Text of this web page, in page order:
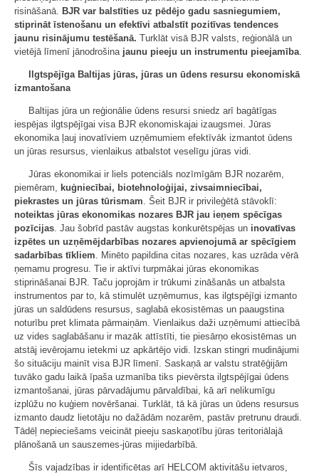
risināšanā. BJR var balstīties uz pēdējo gadu sasniegumiem,
stiprināt īstenošanu un efektīvi atbalstīt pozitīvas tendences
jaunu risinājumu testēšanā. Turklāt visā BJR valsts, reģionālā un
vietējā līmenī jānodrošina jaunu pieeju un instrumentu pieejamība.
Ilgtspējīga Baltijas jūras, jūras un ūdens resursu ekonomiskā
izmantošana
Baltijas jūra un reģionālie ūdens resursi sniedz arī bagātīgas
iespējas ilgtspējīgai visa BJR ekonomiskajai izaugsmei. Jūras
ekonomika ļauj inovatīviem uzņēmumiem efektīvāk izmantot ūdens
un jūras resursus, vienlaikus atbalstot veselīgu jūras vidi.
Jūras ekonomikai ir liels potenciāls nozīmīgām BJR nozarēm,
piemēram, kuģniecībai, biotehnoloģijai, zivsaimniecībai,
piekrastes un jūras tūrismam. Šeit BJR ir privileģētā stāvoklī:
noteiktas jūras ekonomikas nozares BJR jau ieņem spēcīgas
pozīcijas. Jau šobrīd pastāv augstas konkurētspējas un inovatīvas
izpētes un uzņēmējdarbības nozares apvienojumā ar spēcīgiem
sadarbības tīkliem. Minēto papildina citas nozares, kas uzrāda vērā
ņemamu progresu. Tie ir aktīvi turpmākai jūras ekonomikas
stiprināšanai BJR. Taču joprojām ir trūkumi zināšanās un atbalsta
instrumentos par to, kā stimulēt uzņēmumus, kas ilgtspējīgi izmanto
jūras un saldūdens resursus, saglabā ekosistēmas un paaugstina
noturību pret klimata pārmaiņām. Vienlaikus daži uzņēmumi attiecībā
uz vides saglabāšanu ir mazāk attīstīti, tie piesārņo ekosistēmas un
atstāj ievērojamu ietekmi uz apkārtējo vidi. Izskan stingri mudinājumi
šo situāciju mainīt visa BJR līmenī. Saskaņā ar valstu stratēģijām
tuvāko gadu laikā īpaša uzmanība tiks pievērsta ilgtspējīgai ūdens
izmantošanai, jūras pārvadājumu pārvaldībai, kā arī nelikumīgu
izplūžu no kuģiem novēršanai. Turklāt, tā kā jūras un ūdens resursus
izmanto daudz lietotāju no dažādām nozarēm, pastāv pretrunu draudi.
Tādēļ nepieciešams veicināt pieeju saskaņotību jūras teritoriālajā
plānošanā un sauszemes-jūras mijiedarbībā.
Šīs vajadzības ir identificētas arī HELCOM aktivitāšu ietvaros,